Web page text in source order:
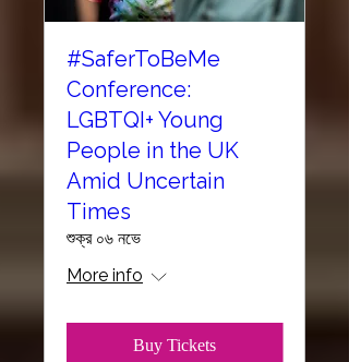
#SaferToBeMe
Conference:
LGBTQI+ Young
People in the UK
Amid Uncertain
Times
শুক্র ০৬ নভে
More info
Buy Tickets